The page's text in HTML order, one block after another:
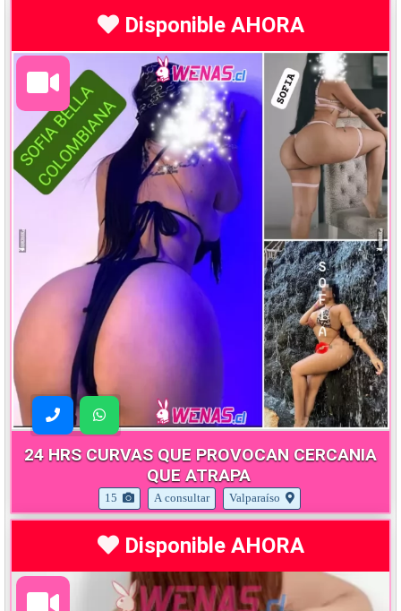
Disponible AHORA
24 HRS CURVAS QUE PROVOCAN CERCANIA
QUE ATRAPA
15 A consultar Valparaíso
Disponible AHORA